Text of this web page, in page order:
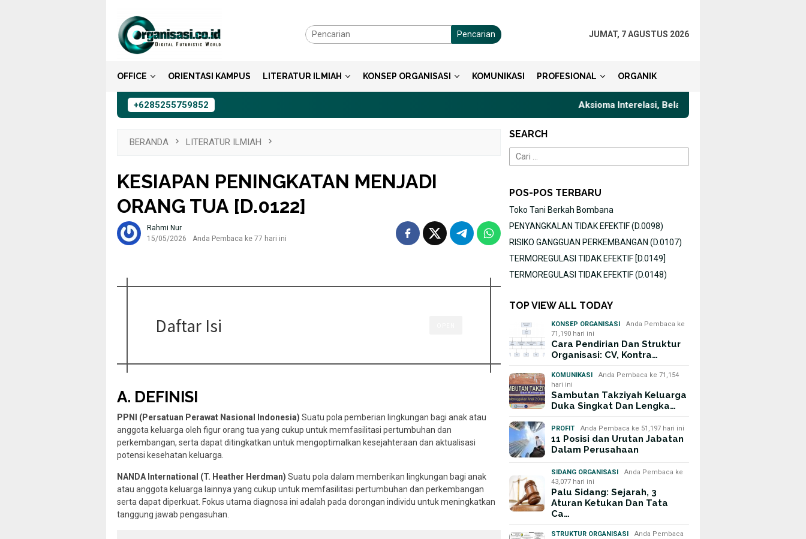
konten
Pencarian JUMAT, 7 AGUSTUS 2026
OFFICE ORIENTASI KAMPUS LITERATUR ILMIAH KONSEP ORGANISASI KOMUNIKASI PROFESIONAL ORGANIK
+6285255759852 Aksioma Interelasi, Belajar Privat Gaya Komunikasi
BERANDA LITERATUR ILMIAH
KESIAPAN PENINGKATAN MENJADI
ORANG TUA [D.0122]
Rahmi Nur
15/05/2026
Anda Pembaca ke 77 hari ini
Daftar Isi
A. DEFINISI
PPNI (Persatuan Perawat Nasional Indonesia) Suatu pola pemberian lingkungan bagi anak atau
anggota keluarga oleh figur orang tua yang cukup untuk memfasilitasi pertumbuhan dan
perkembangan, serta dapat ditingkatkan untuk mengoptimalkan kesejahteraan dan aktualisasi
potensi kesehatan keluarga.
NANDA International (T. Heather Herdman) Suatu pola dalam memberikan lingkungan bagi anak
atau anggota keluarga lainnya yang cukup untuk memfasilitasi pertumbuhan dan perkembangan
serta dapat diperkuat. Fokus utama diagnosa ini adalah pada dorongan individu untuk meningkatkan
tanggung jawab pengasuhan.
SEARCH
Cari
untuk:
POS-POS TERBARU
Toko Tani Berkah Bombana
PENYANGKALAN TIDAK EFEKTIF (D.0098)
RISIKO GANGGUAN PERKEMBANGAN (D.0107)
TERMOREGULASI TIDAK EFEKTIF [D.0149]
TERMOREGULASI TIDAK EFEKTIF (D.0148)
TOP VIEW ALL TODAY
KONSEP ORGANISASI
Anda Pembaca ke
71,190 hari ini
Cara Pendirian Dan Struktur
Organisasi: CV, Kontra…
KOMUNIKASI
Anda Pembaca ke 71,154
hari ini
Sambutan Takziyah Keluarga
Duka Singkat Dan Lengka…
PROFIT Anda Pembaca ke 51,197 hari ini
11 Posisi dan Urutan Jabatan
Dalam Perusahaan
SIDANG ORGANISASI
Anda Pembaca ke
43,077 hari ini
Palu Sidang: Sejarah, 3
Aturan Ketukan Dan Tata
Ca…
STRUKTUR ORGANISASI
Anda Pembaca